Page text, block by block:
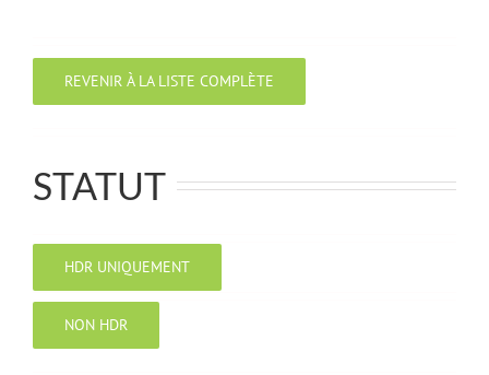
REVENIR À LA LISTE COMPLÈTE
STATUT
HDR UNIQUEMENT
NON HDR